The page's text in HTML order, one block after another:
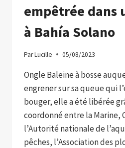
empêtrée dans
à Bahía Solano
ParLucille 05/08/2023
Ongle Baleine à bosse
engrener sur sa queue qui
bouger, elle a été libérée
coordonné entre la Marine,
l’Autorité nationale de
pêches, l’Association des